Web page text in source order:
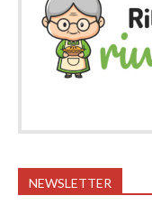
NEWSLETTER